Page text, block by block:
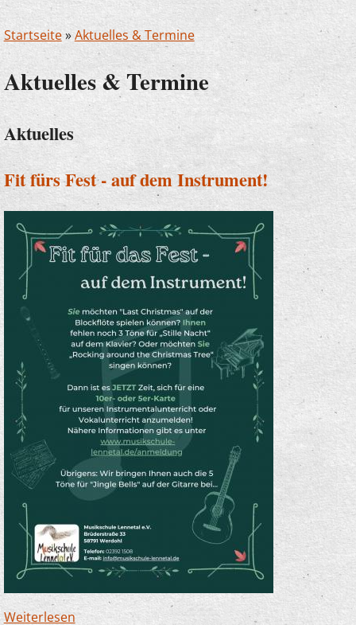
Startseite»Aktuelles & Termine
Aktuelles & Termine
Aktuelles
Fit fürs Fest - auf dem Instrument!
Weiterlesenüber Fit fürs Fest - auf dem Instrument!